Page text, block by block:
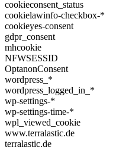
cookieconsent_status
cookielawinfo-checkbox-*
cookieyes-consent
gdpr_consent
mhcookie
NFWSESSID
OptanonConsent
wordpress_*
wordpress_logged_in_*
wp-settings-*
wp-settings-time-*
wpl_viewed_cookie
www.terralastic.de
terralastic.de